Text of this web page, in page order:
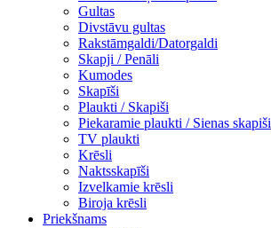
Gultas
Divstāvu gultas
Rakstāmgaldi/Datorgaldi
Skapji / Penāli
Kumodes
Skapīši
Plaukti / Skapiši
Piekaramie plaukti / Sienas skapiši
TV plaukti
Krēsli
Naktsskapīši
Izvelkamie krēsli
Biroja krēsli
Priekšnams